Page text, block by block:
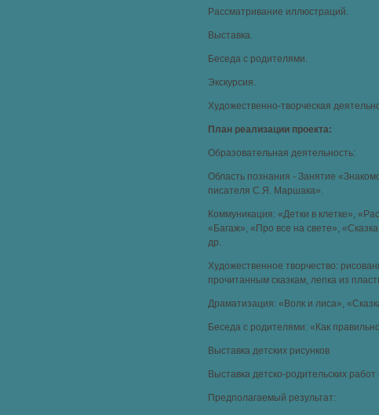
Рассматривание иллюстраций.
Выставка.
Беседа с родителями.
Экскурсия.
Художественно-творческая
План реализации проекта:
Образовательная деятельность:
Область познания - Занятие
писателя С.Я. Маршака».
Коммуникация: «Детки в клетке»,
«Багаж», «Про все на свете»,
др.
Художественное творчество:
прочитанным сказкам, лепка из
Драматизация: «Волк и лиса»,
Беседа с родителями: «Как
Выставка детских рисунков
Выставка детско-родительских
Предполагаемый результат: